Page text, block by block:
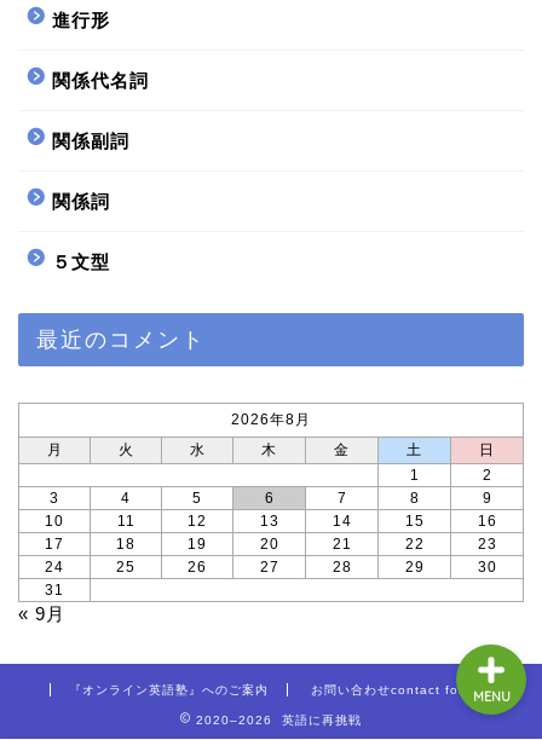
進行形
関係代名詞
関係副詞
関係詞
５文型
最近のコメント
2026年8月
月
火 水 木 金 土
日
1
2
3
4 5 6 7 8
9
10
11 12 13 14 15
16
17
18 19 20 21 22
23
24
25 26 27 28 29
30
31
« 9月
『オンライン英語塾』へのご案内 お問い合わせcontact form
2020–2026 英語に再挑戦
MENU
プロフィール profile
Twitter
@RetryEnglish